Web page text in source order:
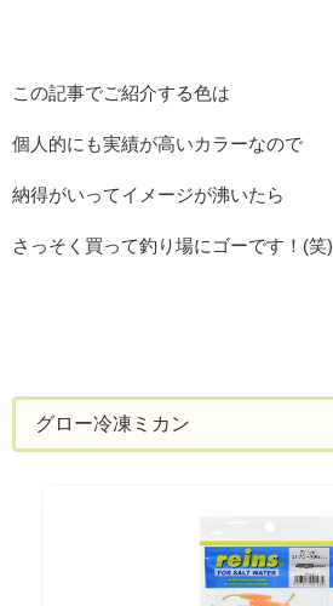
この記事でご紹介する色は
個人的にも実績が高いカラーなので
納得がいってイメージが沸いたら
さっそく買って釣り場にゴーです！(笑)
グロー冷凍ミカン